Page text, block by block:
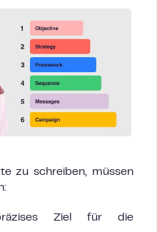
zu schreiben, müssen
Ziel für die